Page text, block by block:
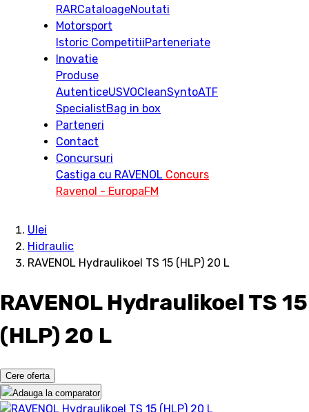
RARCataloageNoutati
Motorsport
Istoric CompetitiiParteneriate
Inovatie
Produse
AutenticeUSVOCleanSyntoATF
SpecialistBag in box
Parteneri
Contact
Concursuri
Castiga cu RAVENOL Concurs
Ravenol - EuropaFM
Ulei
Hidraulic
RAVENOL Hydraulikoel TS 15 (HLP) 20 L
RAVENOL Hydraulikoel TS 15
(HLP) 20 L
Cere oferta
Adauga la comparator